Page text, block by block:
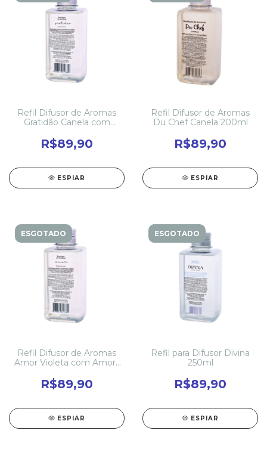
Refil Difusor de Aromas
Gratidão Canela com
R$89,90
ESPIAR
Refil Difusor de Aromas
Du Chef Canela 200ml
R$89,90
ESPIAR
ESGOTADO
Refil Difusor de Aromas
Amor Violeta com Amora
R$89,90
ESPIAR
ESGOTADO
Refil para Difusor Divina
250ml
R$89,90
ESPIAR